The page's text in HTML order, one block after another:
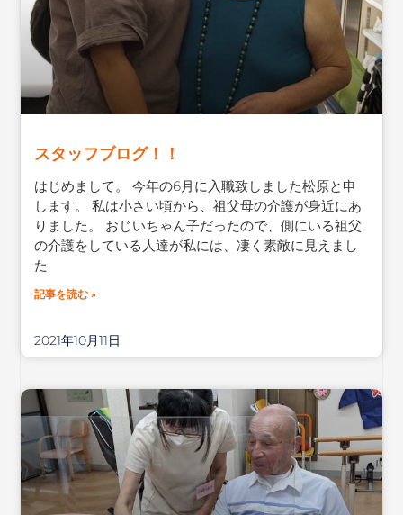
スタッフブログ！！
はじめまして。 今年の6月に入職致しました松原と申
します。 私は小さい頃から、祖父母の介護が身近にあ
りました。 おじいちゃん子だったので、側にいる祖父
の介護をしている人達が私には、凄く素敵に見えまし
た
記事を読む »
2021年10月11日